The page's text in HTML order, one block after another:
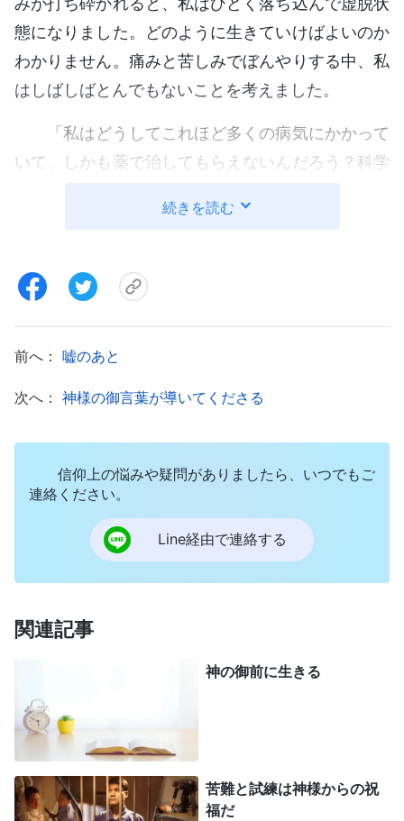
態になりました。どのように生きていけばよいのか
わかりません。痛みと苦しみでぼんやりする中、私
はしばしばとんでもないことを考えました。
「私はどうしてこれほど多くの病気にかかって
いて、しかも薬で治してもらえないんだろう？科学
方法を探したのに、まったく効果がなかった。それ
ると科学は私を本当に救えないんじゃないかしら？
この世に神が本当に存在するんじゃないかしら？す
かしら？」
こうした疑問についてどんなに考えても、答え
苦しみに耐えながら毎日を送っていて、自分が寝た
きりで役立たずの病人だと思うたびに、人知れず泣
き伏していました。家族に多大な迷惑をかけている
と感じ、これ以上重荷になりたくないと思いまし
た。自殺したいと思ったのも一度だけではありませ
は死の訪れを待ちながら、一日一日をただ漫然と過
続きを読む
前へ： 嘘のあと
次へ： 神様の御言葉が導いてくださる
信仰上の悩みや疑問がありましたら、いつでもご
連絡ください。
Line経由で連絡する
関連記事
神の御前に生きる
苦難と試練は神様からの祝
福だ